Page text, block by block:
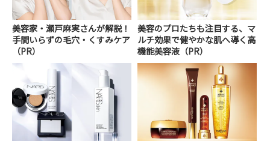
美容家・瀬戸麻実さんが解説！
手間いらずの毛穴・くすみケア
（PR）
美容のプロたちも注目する、マ
ルチ効果で健やかな肌へ導く高
機能美容液（PR）